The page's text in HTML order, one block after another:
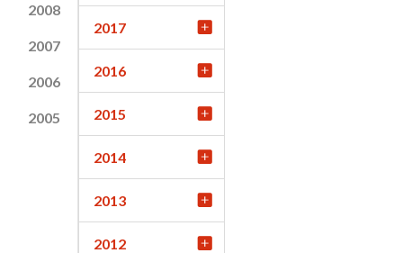
2008
2007
2006
2005
2017
2016
2015
2014
2013
2012